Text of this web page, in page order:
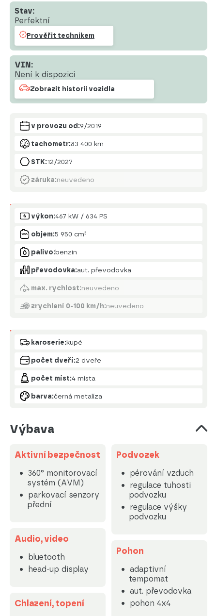
Stav:
Perfektní
Prověřit technikem
VIN:
Není k dispozici
Zobrazit historii vozidla
v provozu od:9/2019
tachometr:83 400 km
STK:12/2027
záruka:neuvedeno
Motor
výkon:467 kW / 634 PS
objem:5 950 cm³
palivo:benzin
převodovka:aut. převodovka
max. rychlost:neuvedeno
zrychlení 0-100 km/h:neuvedeno
Karoserie
karoserie:kupé
počet dveří:2 dveře
počet míst:4 místa
barva:černá metalíza
Výbava
Aktivní bezpečnost
360° monitorovací
systém (AVM)
parkovací senzory
přední
Audio, video
bluetooth
head-up display
Chlazení, topení
Podvozek
pérování vzduch
regulace tuhosti
podvozku
regulace výšky
podvozku
Pohon
adaptivní
tempomat
aut. převodovka
pohon 4x4